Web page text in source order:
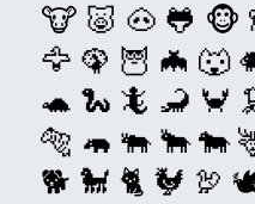
🐮 🐷 🐽 🐸 🐵
🦅 🦚 🦉 🦇 🐺
🐢 🐍 🦎 🦂 🦀
🐅 🦛 🐃 🐂 🐄
🐕 🐩 🐈 🐓 🦃